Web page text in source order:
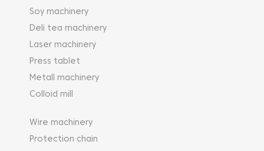
Soy machinery
Deli tea machinery
Laser machinery
Press tablet
Metall machinery
Colloid mill
Wire machinery
Protection chain